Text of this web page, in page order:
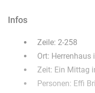
Infos
Zeile: 2-258
Ort: Herrenhaus
Zeit: Ein Mittag
Personen: Effi